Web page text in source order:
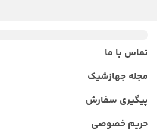
تماس با ما
مجله جهازشیک
پیگیری سفارش
حریم خصوصی